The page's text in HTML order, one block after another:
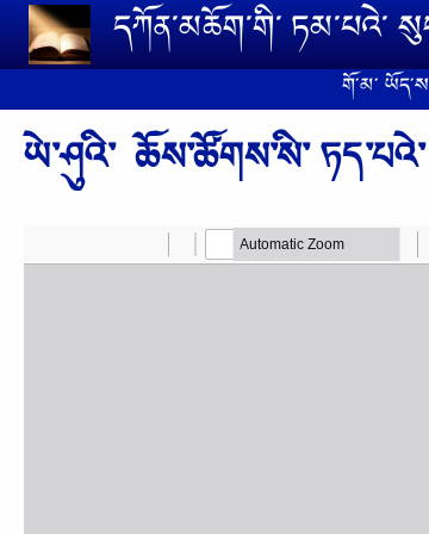
Skip to main content
དཀོན༌མཆོག༌གི༌ ཏམ༌པའེ༌
གོ༌མ༌
ཡེ༌ཤུའི༌ ཆོས༌ཚོགས༌སི༌